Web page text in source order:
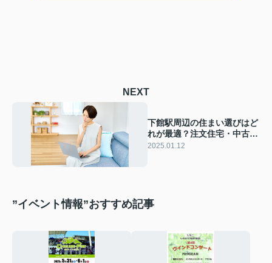
NEXT
下館駅周辺の住まい選びはど
れが最適？注文住宅・中古戸
建・新築戸建を徹底比較！
2025.01.12
”イベント情報”おすすめ記事